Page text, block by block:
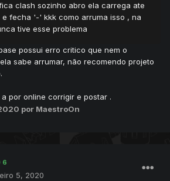
clash sozinho abro ela carrega ate
fecha '-' kkk como arruma isso , na
tive esse problema
possui erro critico que nem o
sabe arrumar, não recomendo projeto
por online corrigir e postar .
por MaestroOn
6
5, 2020